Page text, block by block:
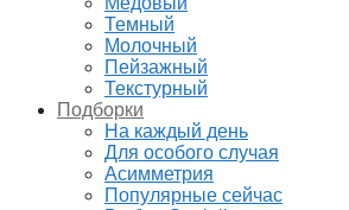
Темный
Молочный
Пейзажный
Текстурный
Подборки
На каждый день
Для особого случая
Асимметрия
Популярные сейчас